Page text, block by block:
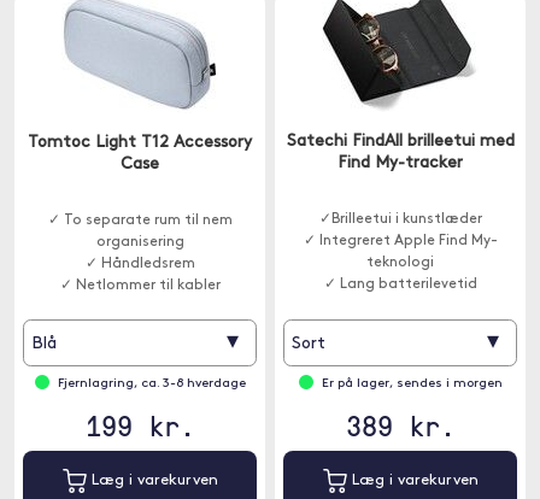
Tomtoc Light T12 Accessory
Case
✓ To separate rum til nem
organisering
✓ Håndledsrem
✓ Netlommer til kabler
Blå ▾
Fjernlagring, ca. 3-8 hverdage
199 kr.
Læg i varekurven
Satechi FindAll brilleetui med
Find My-tracker
✓Brilleetui i kunstlæder
✓ Integreret Apple Find My-
teknologi
✓ Lang batterilevetid
Sort ▾
Er på lager, sendes i morgen
389 kr.
Læg i varekurven